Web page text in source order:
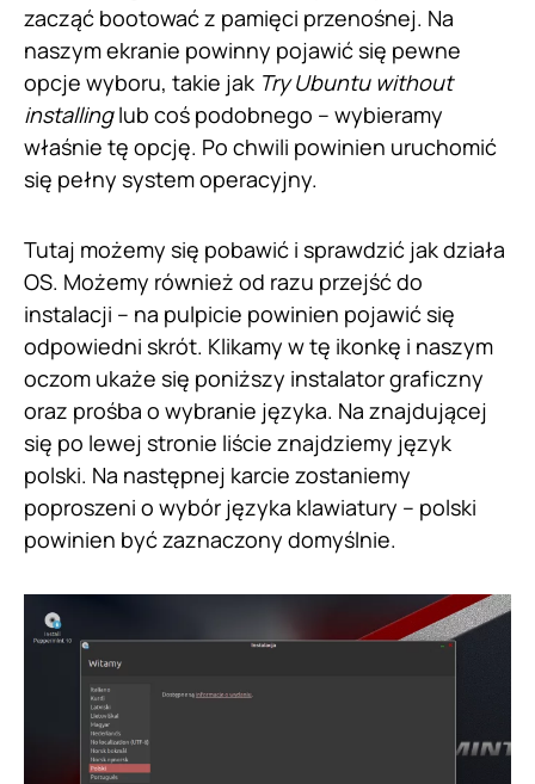
zacząć bootować z pamięci przenośnej. Na
naszym ekranie powinny pojawić się pewne
opcje wyboru, takie jak Try Ubuntu without
installinglub coś podobnego – wybieramy
właśnie tę opcję. Po chwili powinien uruchomić
się pełny system operacyjny.
Tutaj możemy się pobawić i sprawdzić jak działa
OS. Możemy również od razu przejść do
instalacji – na pulpicie powinien pojawić się
odpowiedni skrót. Klikamy w tę ikonkę i naszym
oczom ukaże się poniższy instalator graficzny
oraz prośba o wybranie języka. Na znajdującej
się po lewej stronie liście znajdziemy język
polski. Na następnej karcie zostaniemy
poproszeni o wybór języka klawiatury – polski
powinien być zaznaczony domyślnie.